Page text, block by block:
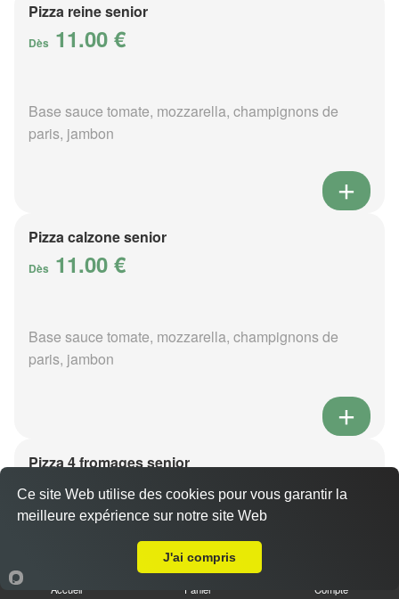
Pizza reine senior
Dès 11.00 €
Base sauce tomate, mozzarella, champignons de
paris, jambon
Pizza calzone senior
Dès 11.00 €
Base sauce tomate, mozzarella, champignons de
paris, jambon
Pizza 4 fromages senior
Dès11.00 €
Base sauce tomate, mozzarella, roquefort, chèvre,
Accueil Panier Compte
Ce site Web utilise des cookies pour vous garantir la
meilleure expérience sur notre site Web
J'ai compris